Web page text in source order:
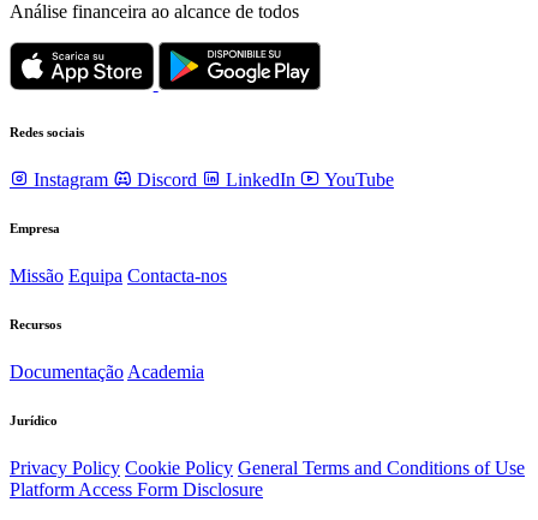
Análise financeira ao alcance de todos
Redes sociais
Instagram Discord LinkedIn YouTube
Empresa
Missão Equipa Contacta-nos
Recursos
Documentação Academia
Jurídico
Privacy Policy Cookie Policy General Terms and Conditions of Use
Platform Access Form Disclosure